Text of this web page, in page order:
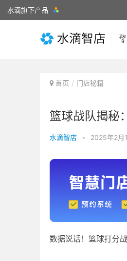
水滴旗下产品
首页 门店秘籍
篮球战队揭秘
水滴智店 • 2025年2月
数据说话！篮球打分